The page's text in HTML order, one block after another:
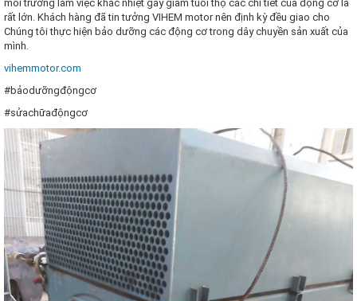
môi trường làm việc khắc nhiệt gây giảm tuổi thọ các chi tiết của động cơ là
rất lớn. Khách hàng đã tin tưởng VIHEM motor nên định kỳ đều giao cho
Chúng tôi thực hiện bảo dưỡng các động cơ trong dây chuyền sản xuất của
mình.
vihemmotor.com
#bảodưỡngđộngcơ
#sửachữađộngcơ